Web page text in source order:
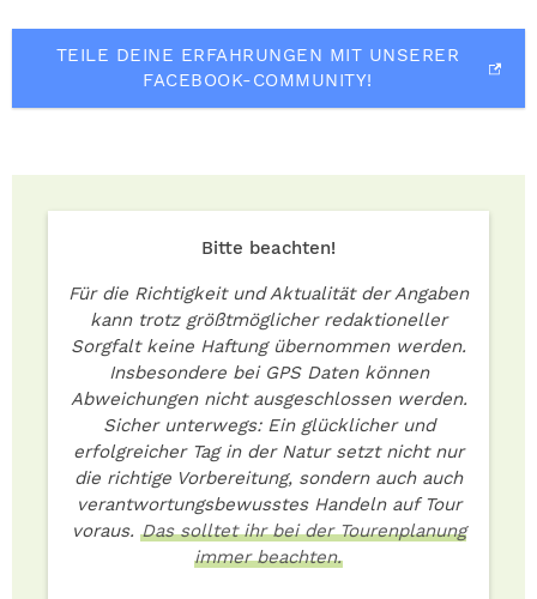
TEILE DEINE ERFAHRUNGEN MIT UNSERER
FACEBOOK-COMMUNITY!
Bitte beachten!
Für die Richtigkeit und Aktualität der Angaben
kann trotz größtmöglicher redaktioneller
Sorgfalt keine Haftung übernommen werden.
Insbesondere bei GPS Daten können
Abweichungen nicht ausgeschlossen werden.
Sicher unterwegs: Ein glücklicher und
erfolgreicher Tag in der Natur setzt nicht nur
die richtige Vorbereitung, sondern auch auch
verantwortungsbewusstes Handeln auf Tour
voraus. Das solltet ihr bei der Tourenplanung
immer beachten.